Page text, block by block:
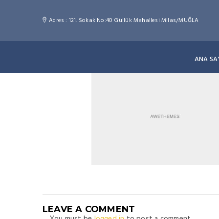
Adres : 121. Sokak No:40 Güllük Mahallesi Milas/MUĞLA
ANA
LEAVE A COMMENT